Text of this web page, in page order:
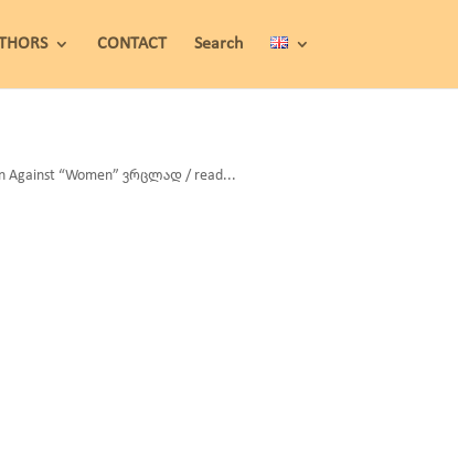
CONTACT Search
Against “Women” ვრცლად / read...